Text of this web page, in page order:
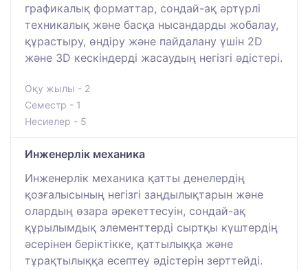
графикалық форматтар, сондай-ақ әртүрлі
техникалық және басқа нысандарды жобалау,
құрастыру, өндіру және пайдалану үшін 2D
және 3D кескіндерді жасаудың негізгі әдістері.
Оқу жылы - 2
Семестр - 1
Несиелер - 5
Инженерлік механика
Инженерлік механика қатты денелердің
қозғалысының негізгі заңдылықтарын және
олардың өзара әрекеттесуін, сондай-ақ
құрылымдық элементтерді сыртқы күштердің
әсерінен беріктікке, қаттылыққа және
тұрақтылыққа есептеу әдістерін зерттейді.